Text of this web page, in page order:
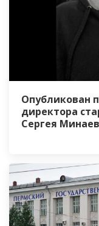
Опубликован
директора
Сергея